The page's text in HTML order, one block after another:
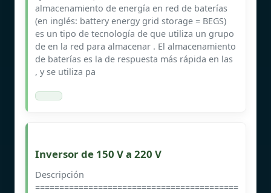
almacenamiento de energía en red de baterías
(en inglés: battery energy grid storage = BEGS)
es un tipo de tecnología de que utiliza un grupo
de en la red para almacenar . El almacenamiento
de baterías es la de respuesta más rápida en las
, y se utiliza pa
Inversor de 150 V a 220 V
Descripción
==========================================